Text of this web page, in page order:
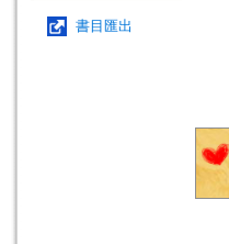
書目匯出